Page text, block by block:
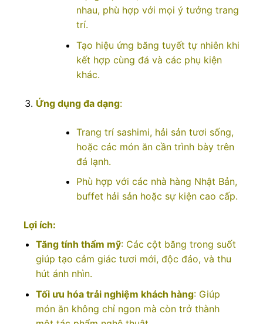
nhau, phù hợp với mọi ý tưởng trang
trí.
Tạo hiệu ứng băng tuyết tự nhiên khi
kết hợp cùng đá và các phụ kiện
khác.
Ứng dụng đa dạng:
Trang trí sashimi, hải sản tươi sống,
hoặc các món ăn cần trình bày trên
đá lạnh.
Phù hợp với các nhà hàng Nhật Bản,
buffet hải sản hoặc sự kiện cao cấp.
Lợi ích:
Tăng tính thẩm mỹ: Các cột băng trong suốt
giúp tạo cảm giác tươi mới, độc đáo, và thu
hút ánh nhìn.
Tối ưu hóa trải nghiệm khách hàng: Giúp
món ăn không chỉ ngon mà còn trở thành